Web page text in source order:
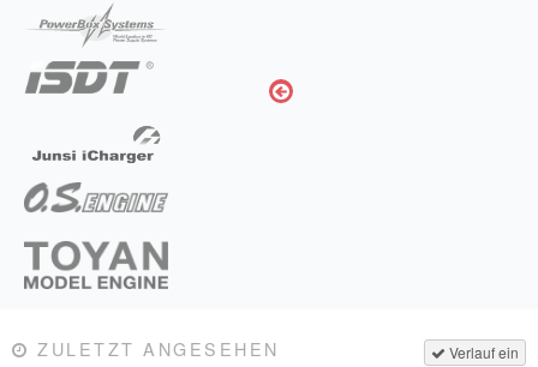
Verlauf ein
ZULETZT ANGESEHEN